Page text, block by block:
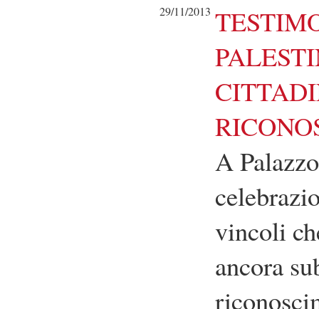
29/11/2013
A
vincoli
ancora